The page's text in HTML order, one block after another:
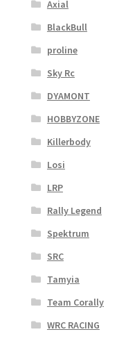
Axial
BlackBull
proline
Sky Rc
DYAMONT
HOBBYZONE
Killerbody
Losi
LRP
Rally Legend
Spektrum
SRC
Tamyia
Team Corally
WRC RACING